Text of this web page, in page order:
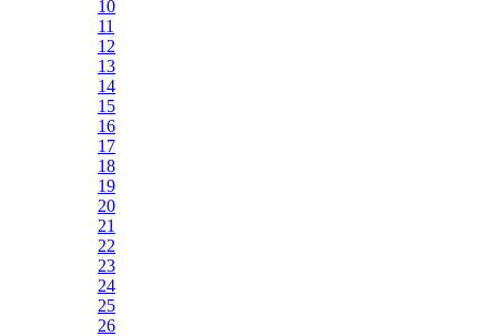
10
11
12
13
14
15
16
17
18
19
20
21
22
23
24
25
26